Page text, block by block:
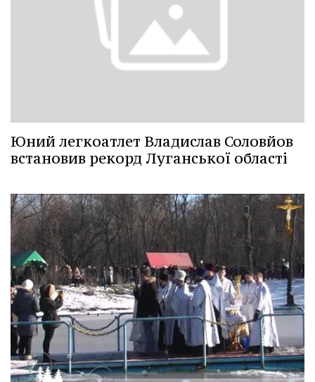
Юний легкоатлет Владислав Соловйов
встановив рекорд Луганської області